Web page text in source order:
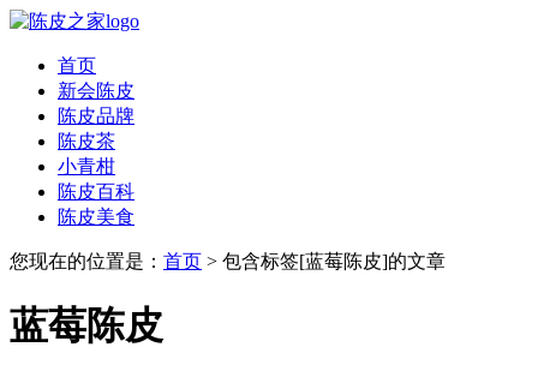
首页
新会陈皮
陈皮品牌
陈皮茶
小青柑
陈皮百科
陈皮美食
您现在的位置是： 首页 > 包含标签[蓝莓陈皮]的文章
蓝莓陈皮